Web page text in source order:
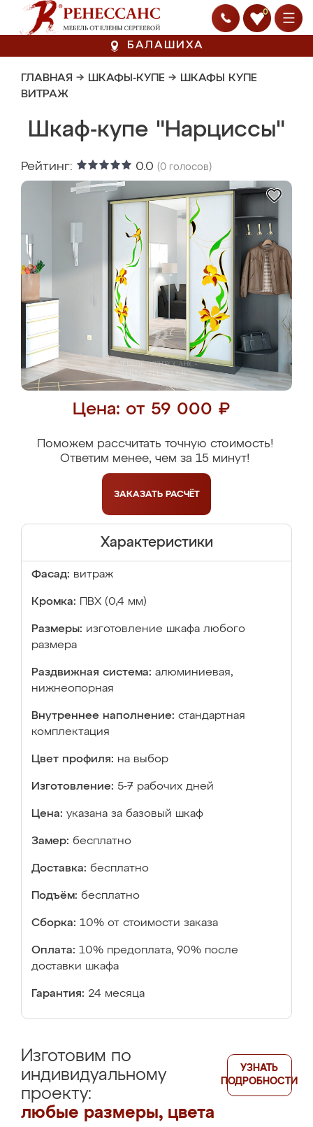
0
БАЛАШИХА
ГЛАВНАЯ → ШКАФЫ-КУПЕ → ШКАФЫ КУПЕ
ВИТРАЖ
Шкаф-купе "Нарциссы"
Рейтинг: 0.0 (0 голосов)
Цена: от 59 000 ₽
Поможем рассчитать точную стоимость!
Ответим менее, чем за 15 минут!
ЗАКАЗАТЬ РАСЧЁТ
Характеристики
Фасад: витраж
Кромка: ПВХ (0,4 мм)
Размеры: изготовление шкафа любого
размера
Раздвижная система: алюминиевая,
нижнеопорная
Внутреннее наполнение: стандартная
комплектация
Цвет профиля: на выбор
Изготовление: 5-7 рабочих дней
Цена: указана за базовый шкаф
Замер: бесплатно
Доставка: бесплатно
Подъём: бесплатно
Сборка: 10% от стоимости заказа
Оплата: 10% предоплата, 90% после
доставки шкафа
Гарантия: 24 месяца
Изготовим по
индивидуальному
проекту:
любые размеры, цвета
УЗНАТЬ
ПОДРОБНОСТИ